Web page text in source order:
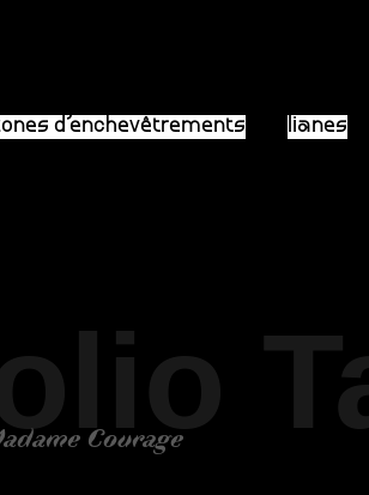
d’enchevêtrements lianes
Courage